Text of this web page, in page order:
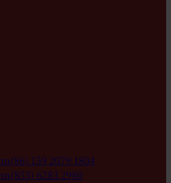
(86) 159 2079 1804
(853) 6283 2980